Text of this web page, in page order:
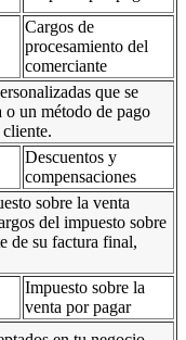
Cargos de
procesamiento del
comerciante
que se
o un método de pago
Descuentos y
compensaciones
sobre la venta
del impuesto sobre
de su factura final,
Impuesto sobre la
venta por pagar